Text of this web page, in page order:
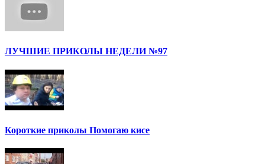
ЛУЧШИЕ ПРИКОЛЫ НЕДЕЛИ №97
Короткие приколы Помогаю кисе